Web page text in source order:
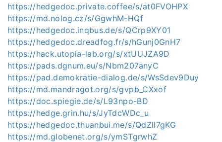
https://hedgedoc.private.coffee/s/at0FVOHPX
https://md.nolog.cz/s/GgwhM-HQf
https://hedgedoc.inqbus.de/s/QCrp9XY01
https://hedgedoc.dreadfog.fr/s/hGunj0GnH7
https://hack.utopia-lab.org/s/xtUUJZA9D
https://pads.dgnum.eu/s/Nbm207anyC
https://pad.demokratie-dialog.de/s/WsSdev9Duy
https://md.mandragot.org/s/gvpb_CXxof
https://doc.spiegie.de/s/L93npo-BD
https://hedge.grin.hu/s/JyTdcWDc_u
https://hedgedoc.thuanbui.me/s/QdZll7gKG
https://md.globenet.org/s/ymSTgrwhZ